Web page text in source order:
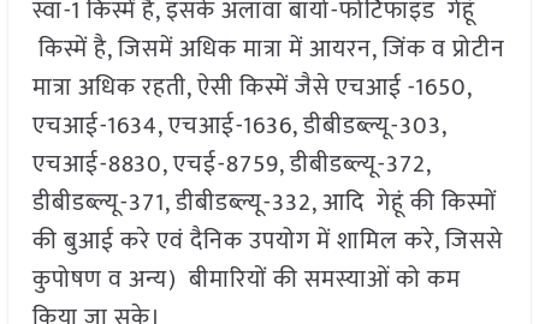
स्वा-1 किस्में है, इसके अलावा बायो-फोर्टिफाइड गेहूं
किस्में है, जिसमें अधिक मात्रा में आयरन, जिंक व प्रोटीन
मात्रा अधिक रहती, ऐसी किस्में जैसे एचआई -1650,
एचआई-1634, एचआई-1636, डीबीडब्ल्यू-303,
एचआई-8830, एचई-8759, डीबीडब्ल्यू-372,
डीबीडब्ल्यू-371, डीबीडब्ल्यू-332, आदि गेहूं की किस्मों
की बुआई करे एवं दैनिक उपयोग में शामिल करे, जिससे
कुपोषण व अन्य) बीमारियों की समस्याओं को कम